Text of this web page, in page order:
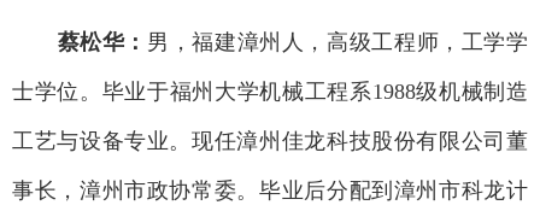
蔡松华： 男，福建漳州人，高级工程师，工学学
士学位。毕业于福州大学机械工程系1988级机械制造
工艺与设备专业。现任漳州佳龙科技股份有限公司董
事长，漳州市政协常委。毕业后分配到漳州市科龙计